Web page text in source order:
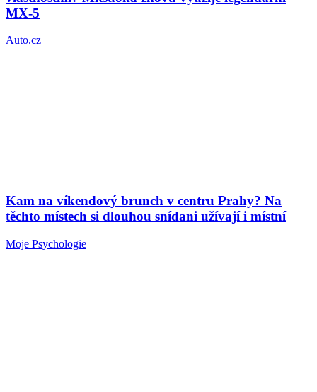
MX-5
Auto.cz
Kam na víkendový brunch v centru Prahy? Na
těchto místech si dlouhou snídani užívají i místní
Moje Psychologie